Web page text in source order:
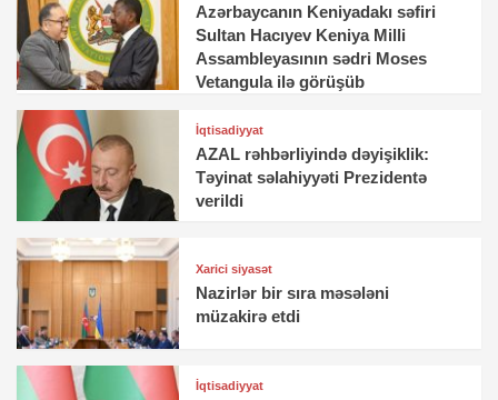
Azərbaycanın Keniyadakı səfiri
Sultan Hacıyev Keniya Milli
Assambleyasının sədri Moses
Vetangula ilə görüşüb
İqtisadiyyat
AZAL rəhbərliyində dəyişiklik:
Təyinat səlahiyyəti Prezidentə
verildi
Xarici siyasət
Nazirlər bir sıra məsələni
müzakirə etdi
İqtisadiyyat